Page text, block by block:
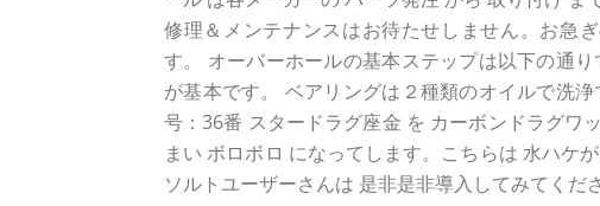
修理＆メンテナンスはお待たせしません。お急
す。 オーバーホールの基本ステップは以下の
が基本です。 ベアリングは２種類のオイルで洗
号：36番 スタードラグ座金 を カーボンドラグワ
まい ボロボロ になってします。こちらは 水ハケ
ソルトユーザーさんは 是非是非導入してみてくだ